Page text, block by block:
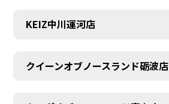
KEIZ中川運河店
クイーンオブノースランド砺波店